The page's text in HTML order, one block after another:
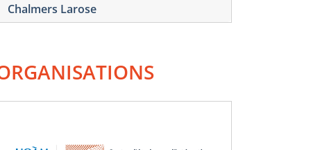
commerciale américaine
?
2025
Olivier l’Homme
Chalmers Larose